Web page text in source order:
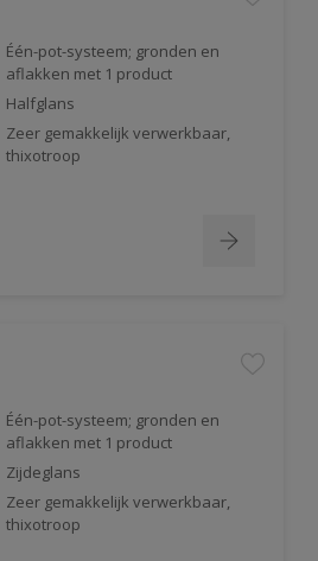
Één-pot-systeem; gronden en
aflakken met 1 product
Halfglans
Zeer gemakkelijk verwerkbaar,
thixotroop
Één-pot-systeem; gronden en
aflakken met 1 product
Zijdeglans
Zeer gemakkelijk verwerkbaar,
thixotroop